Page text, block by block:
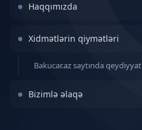
Haqqımızda
Xidmətlərin qiymətləri
Bakucar.az saytında qeydiyyat
Bizimlə əlaqə